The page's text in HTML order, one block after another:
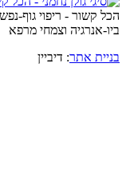
הכל קשור - ריפוי גוף-
ביו-אנרגיה וצמחי מרפא
בניית אתר: דיביין